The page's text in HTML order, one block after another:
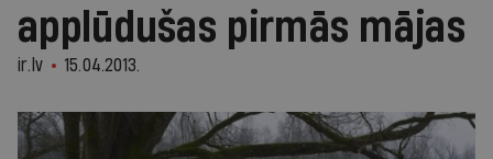
applūdušas pirmās mājas
ir.lv 15.04.2013.